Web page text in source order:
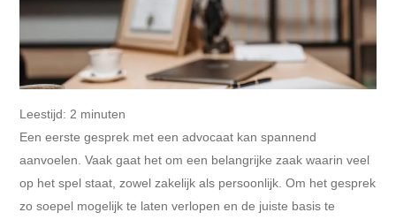
Leestijd: 2 minuten
Een eerste gesprek met een advocaat kan spannend
aanvoelen. Vaak gaat het om een belangrijke zaak waarin veel
op het spel staat, zowel zakelijk als persoonlijk. Om het gesprek
zo soepel mogelijk te laten verlopen en de juiste basis te